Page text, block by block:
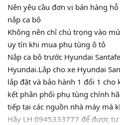
Nên yêu cầu đơn vị bán hàng
nắp ca bô
Không nên chỉ chú trọng vào
uy tín khi mua phụ tùng ô tô
Nắp ca bô trước Hyundai
Hyundai.Lắp cho xe Hyundai
lắp đặt và bảo hành 1 đổi 1 cho
kết phân phối phụ tùng chính
tiếp tại các nguồn nhà máy mà
Hãy LH 0945333777 để được